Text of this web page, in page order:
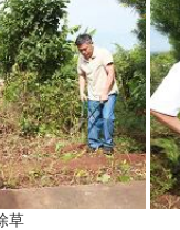
草